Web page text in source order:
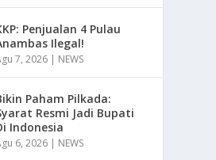
Penjualan 4 Pulau
Ilegal!
7, 2026 | NEWS
Paham Pilkada:
Resmi Jadi Bupati
Indonesia
6, 2026 | NEWS